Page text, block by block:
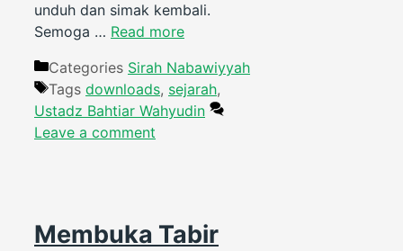
unduh dan simak kembali.
Semoga … Read more
Categories Sirah Nabawiyyah
Tags downloads, sejarah,
Ustadz Bahtiar Wahyudin
Leave a comment
Membuka Tabir